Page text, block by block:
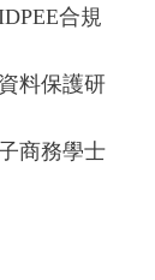
合規
料保護研
商務學士